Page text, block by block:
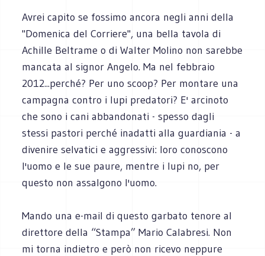
Avrei capito se fossimo ancora negli anni della
"Domenica del Corriere", una bella tavola di
Achille Beltrame o di Walter Molino non sarebbe
mancata al signor Angelo. Ma nel febbraio
2012...perché? Per uno scoop? Per montare una
campagna contro i lupi predatori? E' arcinoto
che sono i cani abbandonati - spesso dagli
stessi pastori perché inadatti alla guardiania - a
divenire selvatici e aggressivi: loro conoscono
l'uomo e le sue paure, mentre i lupi no, per
questo non assalgono l'uomo.
Mando una e-mail di questo garbato tenore al
direttore della “Stampa” Mario Calabresi. Non
mi torna indietro e però non ricevo neppure